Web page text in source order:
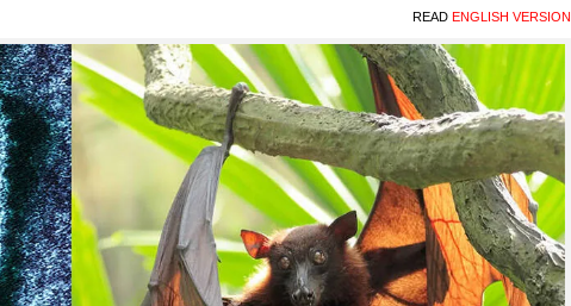
READ ENGLISH VERSION